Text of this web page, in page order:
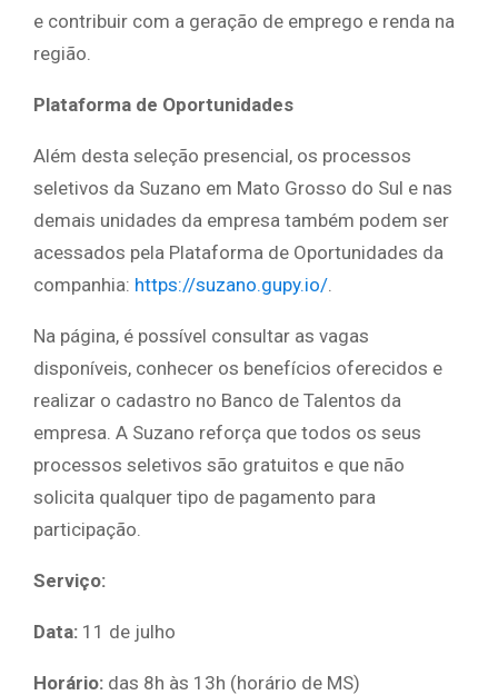
e contribuir com a geração de emprego e renda na
região.
Plataforma de Oportunidades
Além desta seleção presencial, os processos
seletivos da Suzano em Mato Grosso do Sul e nas
demais unidades da empresa também podem ser
acessados pela Plataforma de Oportunidades da
companhia: https://suzano.gupy.io/
Na página, é possível consultar as vagas
disponíveis, conhecer os benefícios oferecidos e
realizar o cadastro no Banco de Talentos da
empresa. A Suzano reforça que todos os seus
processos seletivos são gratuitos e que não
solicita qualquer tipo de pagamento para
participação.
Serviço:
Data: 11 de julho
Horário: das 8h às 13h (horário de MS)